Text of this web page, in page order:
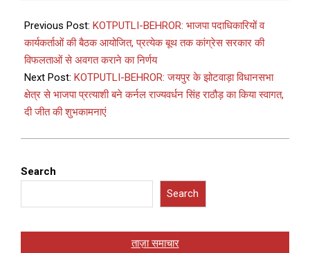
Previous Post: KOTPUTLI-BEHROR: भाजपा पदाधिकारियों व
कार्यकर्ताओं की बैठक आयोजित, प्रत्येक बूथ तक कांग्रेस सरकार की
विफलताओं से अवगत कराने का निर्णय
Next Post: KOTPUTLI-BEHROR: जयपुर के झोटवाड़ा विधानसभा
क्षेत्र से भाजपा प्रत्याशी बने कर्नल राज्यवर्धन सिंह राठौड़ का किया स्वागत,
दी जीत की शुभकामनाएं
Search
Search
ताज़ा समाचार